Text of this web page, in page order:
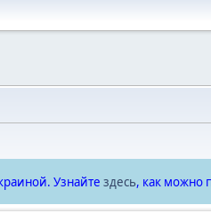
Узнайте здесь, как можно